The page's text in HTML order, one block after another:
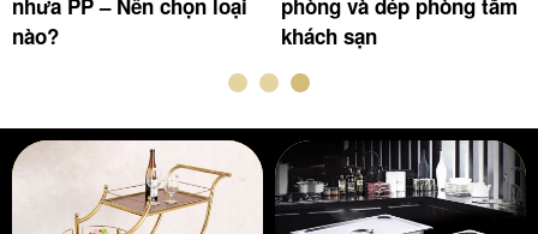
nhưa PP – Nên chọn loại
nào?
phòng và dép phòng tắm
khách sạn